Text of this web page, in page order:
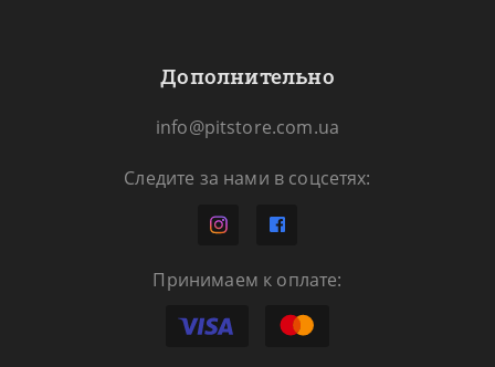
Дополнительно
info@pitstore.com.ua
Следите за нами в соцсетях:
Принимаем к оплате: